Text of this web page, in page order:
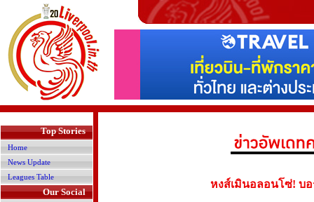
Top Stories
Home
News Update
Leagues Table
Our Social
หงส์เมินอลอนโซ่! บ